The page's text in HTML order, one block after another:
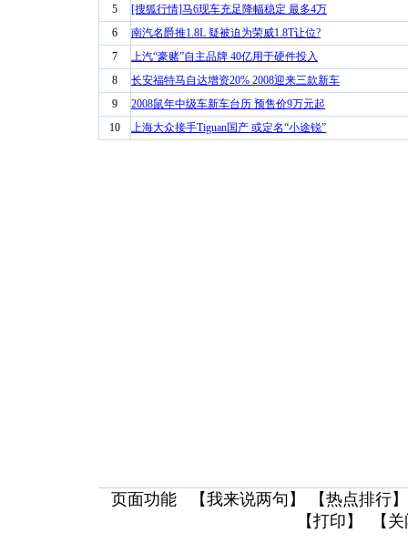
5
[搜狐行情]马6现车充足降幅稳定 最多4万
6
南汽名爵推1.8L 疑被迫为荣威1.8T让位?
7
上汽“豪赌”自主品牌 40亿用于硬件投入
8
长安福特马自达增资20% 2008迎来三款新车
9
2008鼠年中级车新车台历 预售价9万元起
10
上海大众接手Tiguan国产 或定名“小途锐”
页面功能 【我来说两句 】 【热点排行
【打印 】 【 关